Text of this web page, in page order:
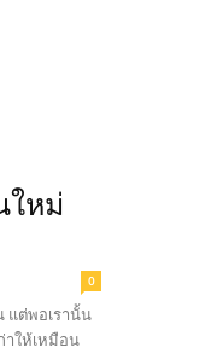
ใหม่
0
แต่พอเรานั้น
าให้เหมือน